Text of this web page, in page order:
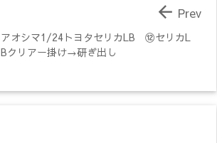
アオシマ1/24トヨタセリカLB ⑫セリカL
Bクリアー掛け→研ぎ出し
 Prev